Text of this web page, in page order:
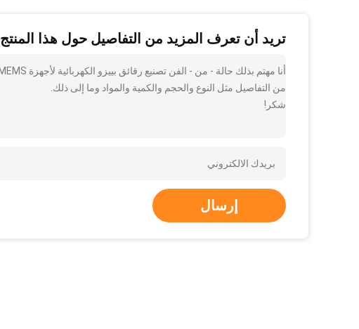
تريد أن تعرف المزيد من التفاصيل حول هذا المنتج
من التفاصيل مثل النوع والحجم والكمية والمواد وما إلى ذلك.
شكر!
إرسال